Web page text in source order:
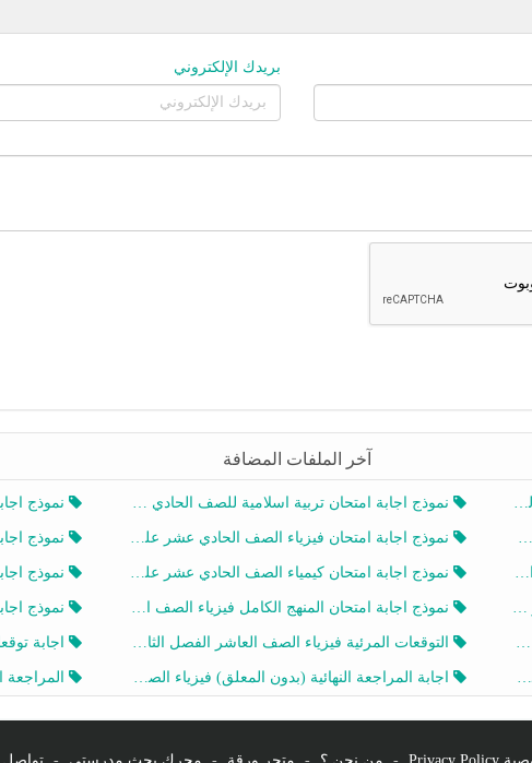
بريدك الإلكتروني
آخر الملفات المضافة
نموذج اجابة امتحان تربية اسلامية للصف الحادي عشر الفصل الثاني 2025-2026 نموذج اجابة
نموذج اجابة امتحان فيزياء الصف الحادي عشر علمي الفصل الثاني 2025-2026 نموذج اجابة
نموذج اجابة امتحان كيمياء الصف الحادي عشر علمي الفصل الثاني 2025-2026 نموذج اجابة
نموذج اجابة امتحان المنهج الكامل فيزياء الصف العاشر الفصل الثاني 2025-2026 نموذج اجابة
التوقعات المرئية فيزياء الصف العاشر الفصل الثاني 2026 أ هيثم الليثي اجابة توقعات
اجابة المراجعة النهائية (بدون المعلق) فيزياء الصف العاشر الفصل الثاني أ أحمد نبيه المراجعة